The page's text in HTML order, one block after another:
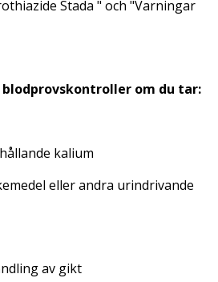
Stada " och "Varningar
blodprovskontroller om du tar:
kalium
eller andra urindrivande
av gikt